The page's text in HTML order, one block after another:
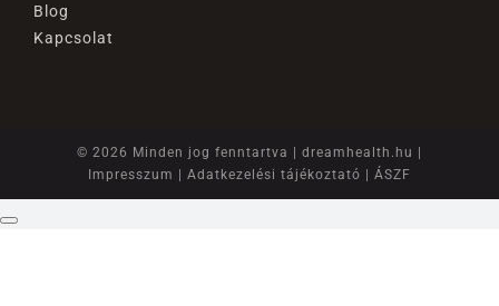
Blog
Kapcsolat
© 2026 Minden jog fenntartva | dreamhealth.hu
Impresszum
Adatkezelési tájékoztató ÁSZF